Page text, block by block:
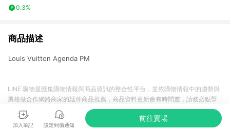
0.3%
商品描述
Louis Vuitton Agenda PM
加入筆記 設定到價通知
前往賣場
LINE 購物是匯集購物情報與商品資訊的整合性平台，並依購物情報中的趨勢與
風格做合作網路商家的延伸商品推薦，商品資料更新會有時間差，請務必點擊
商品至各合作網路商家，確認現售價與購物條件，一切資訊以合作廠商網頁為
準。